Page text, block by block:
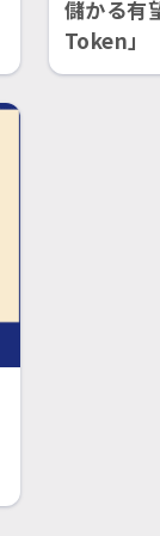
儲かる有
Token」